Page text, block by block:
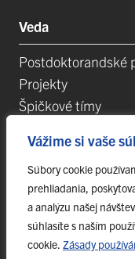
Vážime si vaše
Súbory cookie
prehliadania,
a analýzu našej
súhlasíte s naším
cookie. Zásady
Veda
Postdoktorandské
Projekty
Špičkové tímy
Vedecké parky
Evidencia
Habilitačné a